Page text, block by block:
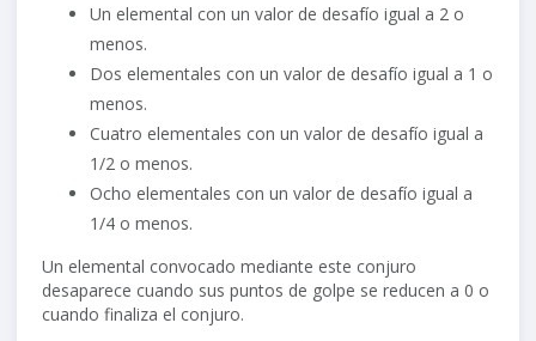
Un elemental con un valor de desafío igual a 2 o
menos.
Dos elementales con un valor de desafío igual a 1 o
menos.
Cuatro elementales con un valor de desafío igual a
1/2 o menos.
Ocho elementales con un valor de desafío igual a
1/4 o menos.
Un elemental convocado mediante este conjuro
desaparece cuando sus puntos de golpe se reducen a 0 o
cuando finaliza el conjuro.